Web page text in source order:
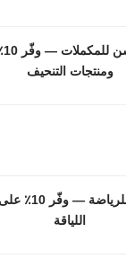
ومنتجات التنحيف
كوبون جو
اللياقة